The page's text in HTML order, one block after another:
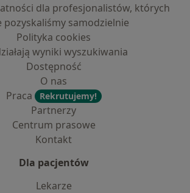
dla profesjonalistów, których
pozyskaliśmy samodzielnie
Polityka cookies
wyniki wyszukiwania
Dostępność
O nas
Praca
Rekrutujemy!
Partnerzy
Centrum prasowe
Kontakt
Dla pacjentów
Lekarze